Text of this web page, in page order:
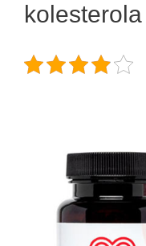
kolesterola